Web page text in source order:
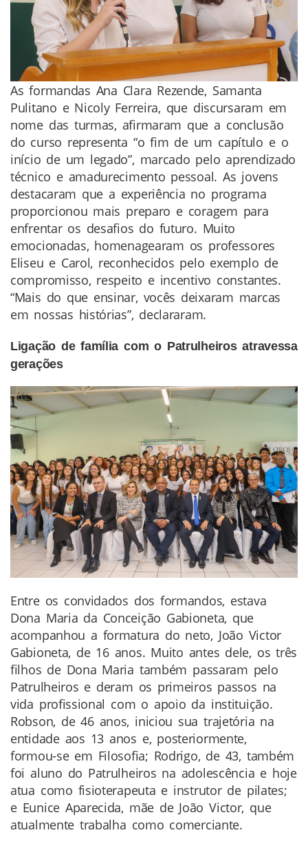
As formandas Ana Clara Rezende, Samanta
Pulitano e Nicoly Ferreira, que discursaram em
nome das turmas, afirmaram que a conclusão
do curso representa “o fim de um capítulo e o
início de um legado”, marcado pelo aprendizado
técnico e amadurecimento pessoal. As jovens
destacaram que a experiência no programa
proporcionou mais preparo e coragem para
enfrentar os desafios do futuro. Muito
emocionadas, homenagearam os professores
Eliseu e Carol, reconhecidos pelo exemplo de
compromisso, respeito e incentivo constantes.
“Mais do que ensinar, vocês deixaram marcas
em nossas histórias”, declararam.
Ligação de família com o Patrulheiros atravessa
gerações
Entre os convidados dos formandos, estava
Dona Maria da Conceição Gabioneta, que
acompanhou a formatura do neto, João Victor
Gabioneta, de 16 anos. Muito antes dele, os três
filhos de Dona Maria também passaram pelo
Patrulheiros e deram os primeiros passos na
vida profissional com o apoio da instituição.
Robson, de 46 anos, iniciou sua trajetória na
entidade aos 13 anos e, posteriormente,
formou-se em Filosofia; Rodrigo, de 43, também
foi aluno do Patrulheiros na adolescência e hoje
atua como fisioterapeuta e instrutor de pilates;
e Eunice Aparecida, mãe de João Victor, que
atualmente trabalha como comerciante.